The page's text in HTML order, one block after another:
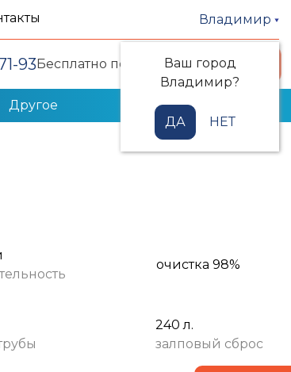
Владимир
Ваш город
Владимир?
ДА НЕТ
93Бесплатно по РФ Заказать звонок
Другое
очистка 98%
240 л.
залповый сброс